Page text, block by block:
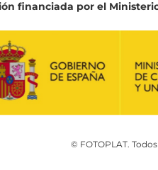
financiada por el
© FOTOPLAT.